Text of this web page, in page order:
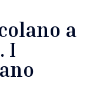
a
I